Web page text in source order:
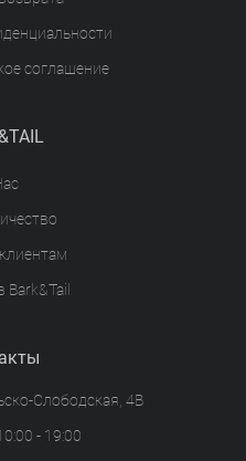
соглашение
Bark&Tail
Слободская, 4В
- 19:00